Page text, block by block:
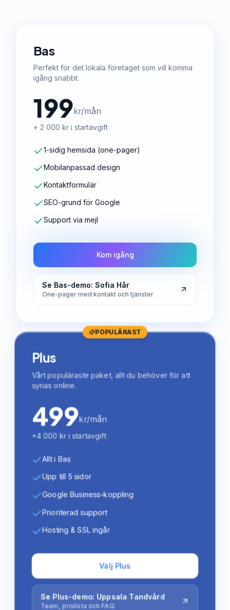
Bas
Perfekt för det lokala företaget som vill komma
igång snabbt.
199kr/mån
+ 2 000 kr i startavgift
1-sidig hemsida (one-pager)
Mobilanpassad design
Kontaktformulär
SEO-grund för Google
Support via mejl
Kom igång
Se Bas-demo: Sofia Hår
One-pager med kontakt och tjänster
POPULÄRAST
Plus
Vårt populäraste paket, allt du behöver för att
synas online.
499kr/mån
+4 000 kr i startavgift
Allt i Bas
Upp till 5 sidor
Google Business-koppling
Prioriterad support
Hosting & SSL ingår
Välj Plus
Se Plus-demo: Uppsala Tandvård
Team, prislista och FAQ